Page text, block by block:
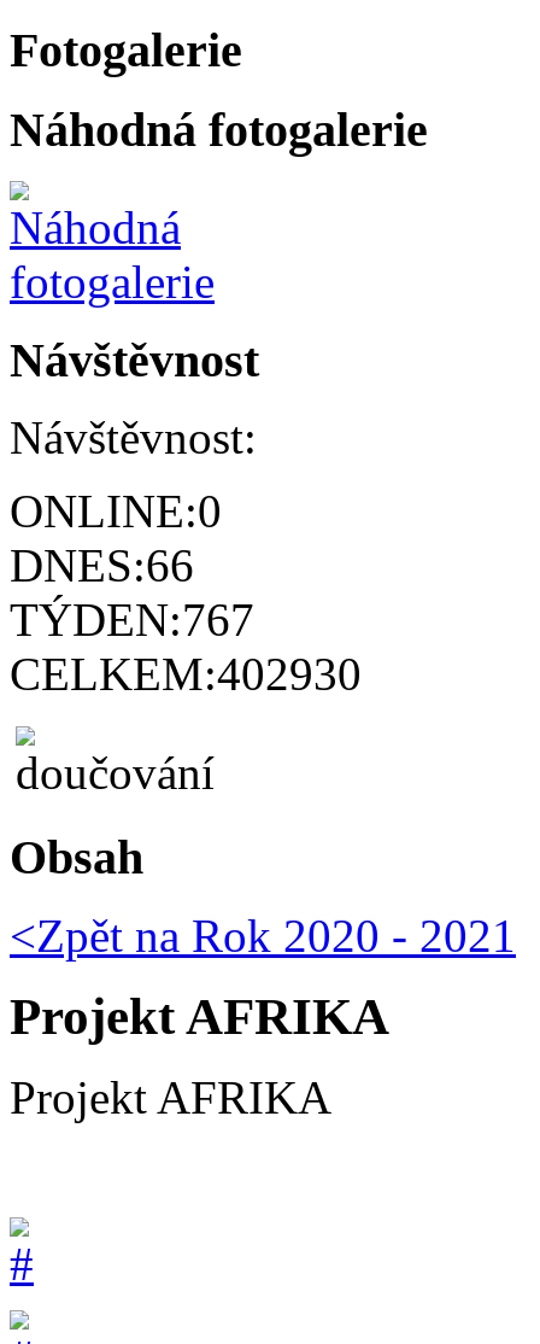
Fotogalerie
Náhodná fotogalerie
Návštěvnost
Návštěvnost:
ONLINE:0
DNES:66
TÝDEN:767
CELKEM:402930
Obsah
<Zpět na Rok 2020 - 2021
Projekt AFRIKA
Projekt AFRIKA